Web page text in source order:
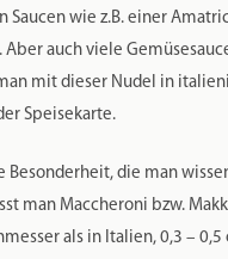
Saucen wie z.B. einer
Aber auch viele
mit dieser Nudel in
Speisekarte.
Besonderheit, die man
man Maccheroni bzw.
als in Italien, 0,3 – 0,5